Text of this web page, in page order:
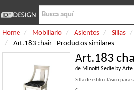
Home Mobiliario Asientos Sillas
Art.183 chair - Productos similares
Art.183
de Minotti Sedie by Arte
Silla de estilo clásico para